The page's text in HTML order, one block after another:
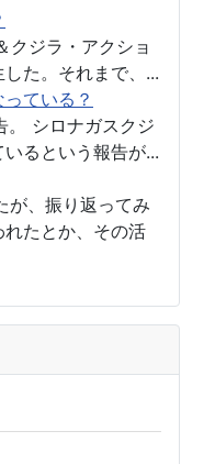
ジラ・アクショ
た。それまで、...
ている？
。 シロナガスクジ
るという報告が...
が、振り返ってみ
たとか、その活